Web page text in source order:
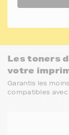
Les toners
votre
Garantis les
compatibles